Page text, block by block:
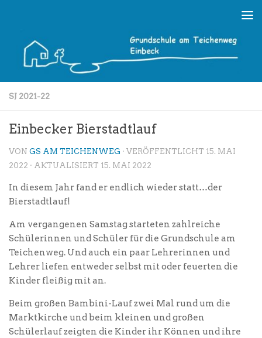
SJ 2021-22
Einbecker Bierstadtlauf
VON GS AM TEICHENWEG · VERÖFFENTLICHT 15. MAI
2022 · AKTUALISIERT 15. MAI 2022
In diesem Jahr fand er endlich wieder statt…der
Bierstadtlauf!
Am vergangenen Samstag starteten zahlreiche
Schülerinnen und Schüler für die Grundschule am
Teichenweg. Und auch ein paar Lehrerinnen und
Lehrer liefen entweder selbst mit oder feuerten die
Kinder fleißig mit an.
Beim großen Bambini-Lauf zwei Mal rund um die
Marktkirche und beim kleinen und großen
Schülerlauf zeigten die Kinder ihr Können und ihre